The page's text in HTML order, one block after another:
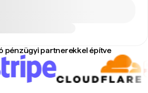
pénzügyi partnerekkel építve